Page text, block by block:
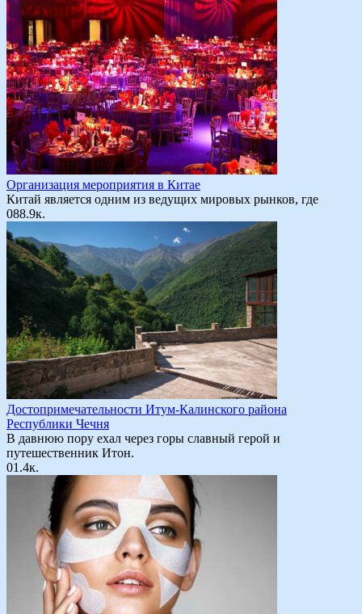
Организация мероприятия в Китае
Китай является одним из ведущих мировых рынков, где
088.9к.
Достопримечательности Итум-Калинского района
Республики Чечня
В давнюю пору ехал через горы славный герой и
путешественник Итон.
01.4к.